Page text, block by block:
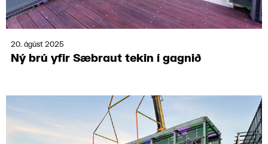
20. ágúst 2025
Ný brú yfir Sæbraut tekin í gagn­ið